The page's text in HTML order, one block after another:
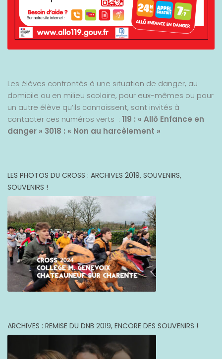
Les élèves confrontés à une situation de danger, au
domicile ou en milieu scolaire, pour eux-mêmes ou pour
un autre élève qu’ils connaissent, sont invités à
contacter ces numéros verts : 119 : « Allô Enfance en
danger » 3018 : « Non au harcèlement »
LES PHOTOS DU CROSS : ARCHIVES 2019, SOUVENIRS,
SOUVENIRS !
ARCHIVES : REMISE DU DNB 2019, ENCORE DES SOUVENIRS !